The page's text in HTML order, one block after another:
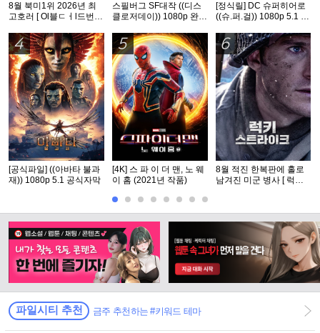
8월 북미1위 2026년 최
고호러 [ Ol블ㄷㅓl드번 ]
스필버그 SF대작 ((디스
클로저데이)) 1080p 완벽
[정식릴] DC 슈퍼히어로
((슈.퍼.걸)) 1080p 5.1 공
4
[공식파일] ((아바타 불과
재)) 1080p 5.1 공식자막
5
[4K] 스 파 이 더 맨, 노 웨
이 홈 (2021년 작품)
6
8월 적진 한복판에 홀로
남겨진 미군 병사 [ 럭키
파일시티 추천 금주 추천하는 #키워드 테마